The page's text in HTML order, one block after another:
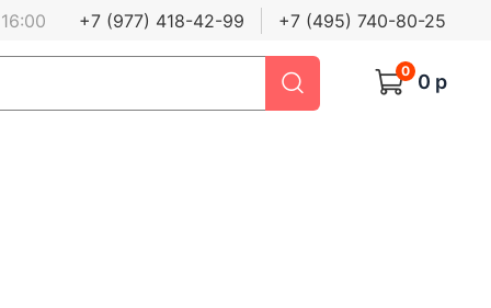
+7 (977) 418-42-99 +7 (495) 740-80-25
0 0 р